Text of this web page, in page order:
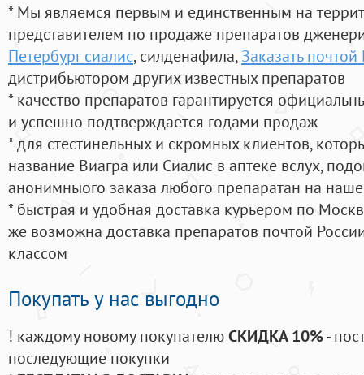
* Мы являемся первым и единственным на
представителем по продаже препаратов
Петербург сиалис, силденафила, Заказать
дистрибьютором других известных препаратов
* качество препаратов гарантируется
и успешно подтверждается годами продаж
* для стестинельных и скромных клиентов,
название Виагра или Сиалис в аптеке вслух,
анонимныого заказа любого препаратан на
* быстрая и удобная доставка курьером по
же возможна доставка препаратов почтой
классом
Покупать у нас выгодно
! каждому новому покупателюСКИДКА 10%-
последующие покупки